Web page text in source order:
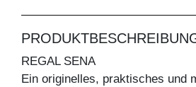
REGAL SENA
Ein originelles, praktisches und